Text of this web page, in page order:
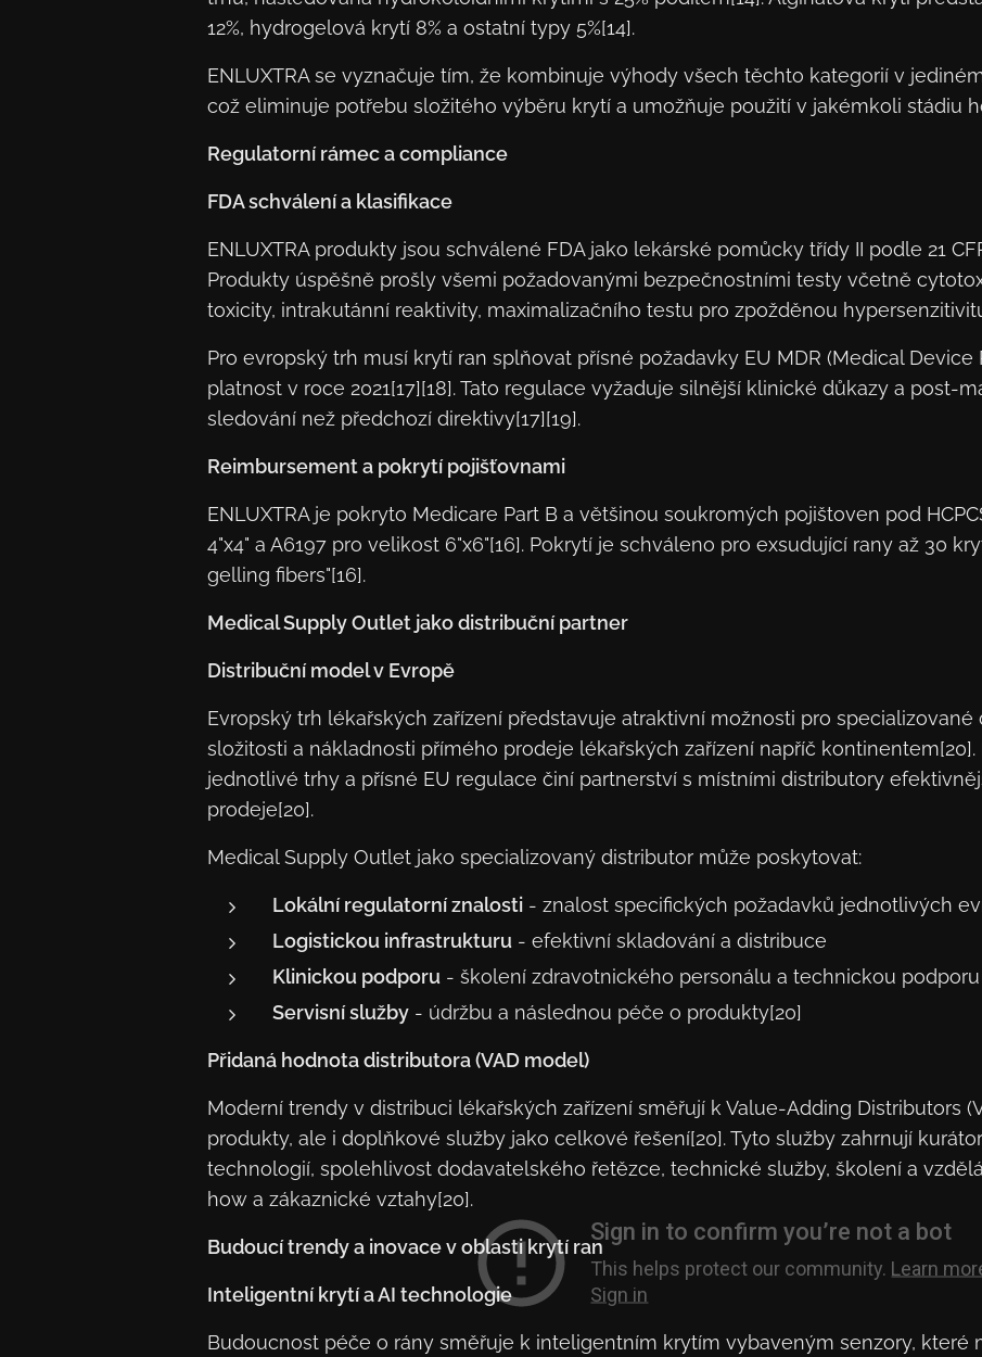
12%, hydrogelová krytí 8% a ostatní typy 5%[14].
ENLUXTRA se vyznačuje tím, že kombinuje výhody všech těchto kategorií v
což eliminuje potřebu složitého výběru krytí a umožňuje použití v jakémkoli stádiu
Regulatorní rámec a compliance
FDA schválení a klasifikace
ENLUXTRA produkty jsou schválené FDA jako lekárské pomůcky třídy II podle 21
Produkty úspěšně prošly všemi požadovanými bezpečnostními testy včetně
toxicity, intrakutánní reaktivity, maximalizačního testu pro zpožděnou
Pro evropský trh musí krytí ran splňovat přísné požadavky EU MDR (Medical
platnost v roce 2021[17][18]. Tato regulace vyžaduje silnější klinické důkazy a post-
sledování než předchozí direktivy[17][19].
Reimbursement a pokrytí pojišťovnami
ENLUXTRA je pokryto Medicare Part B a většinou soukromých pojištoven pod
4"x4" a A6197 pro velikost 6"x6"[16]. Pokrytí je schváleno pro exsudující rany až 30
gelling fibers"[16].
Medical Supply Outlet jako distribuční partner
Distribuční model v Evropě
Evropský trh lékařských zařízení představuje atraktivní možnosti pro
složitosti a nákladnosti přímého prodeje lékařských zařízení napříč kontinentem[20].
jednotlivé trhy a přísné EU regulace činí partnerství s místními distributory
prodeje[20].
Medical Supply Outlet jako specializovaný distributor může poskytovat:
Lokální regulatorní znalosti- znalost specifických požadavků jednotlivých
Logistickou infrastrukturu - efektivní skladování a distribuce
Klinickou podporu - školení zdravotnického personálu a technickou podporu
Servisní služby- údržbu a následnou péče o produkty[20]
Přidaná hodnota distributora (VAD model)
Moderní trendy v distribuci lékařských zařízení směřují k Value-Adding Distributors
produkty, ale i doplňkové služby jako celkové řešení[20]. Tyto služby zahrnují
technologií, spolehlivost dodavatelského řetězce, technické služby, školení a
how a zákaznické vztahy[20].
Budoucí trendy a inovace v oblasti krytí ran
Inteligentní krytí a AI technologie
Budoucnost péče o rány směřuje k inteligentním krytím vybaveným senzory, které